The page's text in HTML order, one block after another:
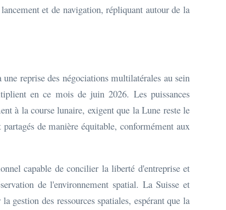
et de navigation, répliquant autour de la
reprise des négociations multilatérales au sein
en ce mois de juin 2026. Les puissances
à la course lunaire, exigent que la Lune reste le
de manière équitable, conformément aux
capable de concilier la liberté d'entreprise et
de l'environnement spatial. La Suisse et
gestion des ressources spatiales, espérant que la